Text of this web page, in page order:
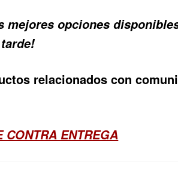
opciones
relacionados con
CONTRA ENTREGA